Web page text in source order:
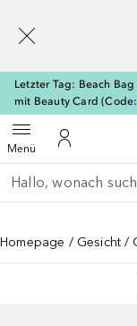
Letzter Tag: Beach
mit Beauty Card
MenüMenü öffnenZu Meinem
Gehe zurück
Suche ausführen
Homepage Gesicht